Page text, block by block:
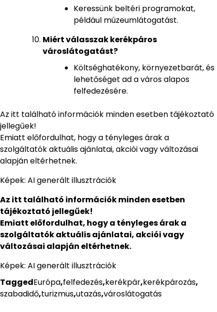
Keressünk beltéri programokat,
például múzeumlátogatást.
Miért válasszak kerékpáros
városlátogatást?
Költséghatékony, környezetbarát, és
lehetőséget ad a város alapos
felfedezésére.
Az itt található információk minden esetben tájékoztató
jellegűek!
Emiatt előfordulhat, hogy a tényleges árak a
szolgáltatók aktuális ajánlatai, akciói vagy változásai
alapján eltérhetnek.
Képek: AI generált illusztrációk
Az itt található információk minden esetben
tájékoztató jellegűek!
Emiatt előfordulhat, hogy a tényleges árak a
szolgáltatók aktuális ajánlatai, akciói vagy
változásai alapján eltérhetnek.
Képek: AI generált illusztrációk
TaggedEurópa,felfedezés,kerékpár,kerékpározás,
szabadidő,turizmus,utazás,városlátogatás